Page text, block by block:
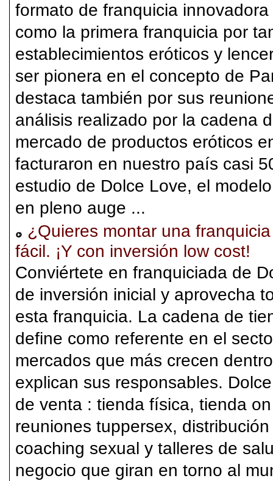
formato de franquicia
como la primera franquicia por
establecimientos eróticos y
ser pionera en el concepto de
destaca también por sus
análisis realizado por la cadena
mercado de productos eróticos
facturaron en nuestro país casi
estudio de Dolce Love, el
en pleno auge ...
¿Quieres montar una
fácil. ¡Y con inversión low cost!
Conviértete en franquiciada de
de inversión inicial y aprovecha
esta franquicia. La cadena de
define como referente en el
mercados que más crecen
explican sus responsables.
de venta : tienda física, tienda
reuniones tuppersex,
coaching sexual y talleres de
negocio que giran en torno al